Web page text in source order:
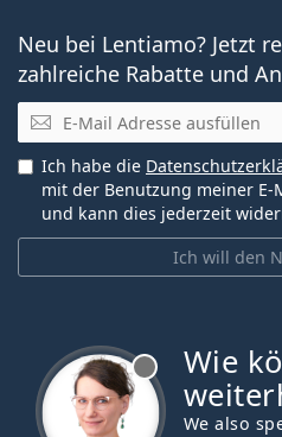
Neu bei Lentiamo? Jetzt
zahlreiche Rabatte und
E-Mail
Ich will den
Ich habe die
mit der Benutzung meiner E-
und kann dies jederzeit
Wie
We also